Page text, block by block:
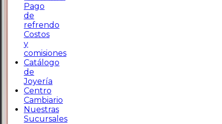
Pago
de
refrendo
Costos
y
comisiones
Catálogo
de
Joyería
Centro
Cambiario
Nuestras
Sucursales